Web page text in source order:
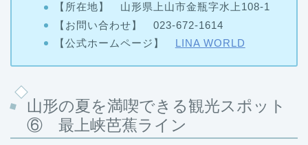
【所在地】 山形県上山市金瓶字水上108-1
【お問い合わせ】 023-672-1614
【公式ホームページ】 LINA WORLD
山形の夏を満喫できる観光スポット
⑥ 最上峡芭蕉ライン